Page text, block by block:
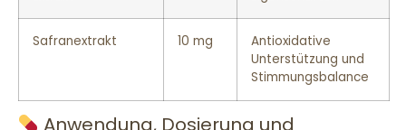
Safranextrakt 10 mg
Antioxidative
Unterstützung und
Stimmungsbalance
Anwendung, Dosierung und